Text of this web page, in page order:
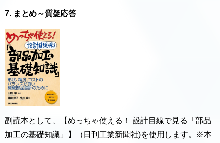
7. まとめ～質疑応答
副読本として、【めっちゃ使える！ 設計目線で見る「部品
加工の基礎知識」】（日刊工業新聞社)を使用します。※本